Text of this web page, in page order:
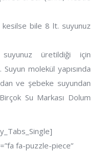
kesilse bile 8 lt. suyunuz
suyunuz üretildiği için
molekül yapısında
ve şebeke suyundan
Su Markası Dolum
fa-puzzle-piece”